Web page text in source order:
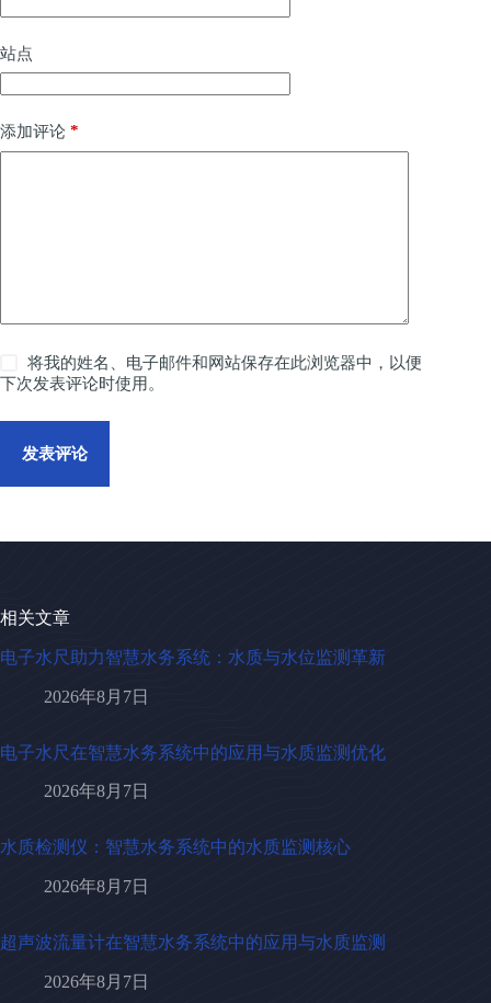
站点
添加评论 *
将我的姓名、电子邮件和网站保存在此浏览器中，以便
下次发表评论时使用。
发表评论
相关文章
电子水尺助力智慧水务系统：水质与水位监测革新
2026年8月7日
电子水尺在智慧水务系统中的应用与水质监测优化
2026年8月7日
水质检测仪：智慧水务系统中的水质监测核心
2026年8月7日
超声波流量计在智慧水务系统中的应用与水质监测
2026年8月7日